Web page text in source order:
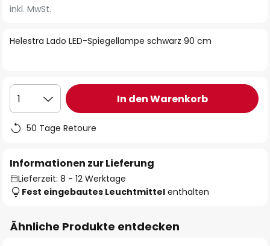
der
springen
Helestra Lado LED-Spiegellampe schwarz 90 cm
inkl. MwSt.
1 In den Warenkorb
50 Tage Retoure
Informationen zur Lieferung
Lieferzeit: 8 - 12 Werktage
Fest eingebautes Leuchtmittel enthalten
Ähnliche Produkte entdecken